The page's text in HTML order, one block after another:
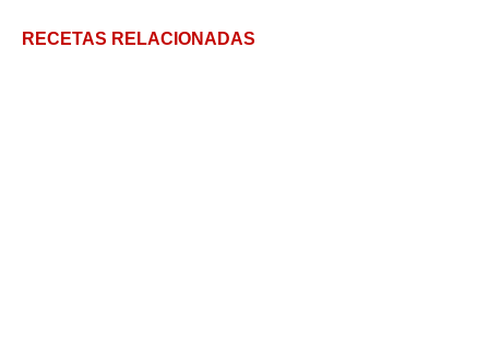
RECETAS RELACIONADAS